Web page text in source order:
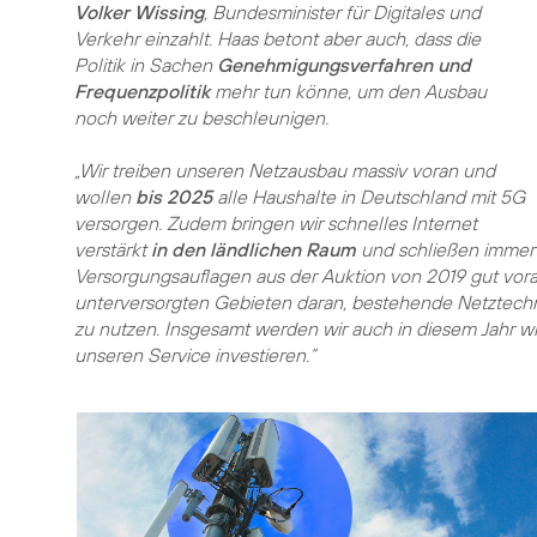
Volker Wissing, Bundesminister für Digitales und
Verkehr einzahlt. Haas betont aber auch, dass die
Politik in Sachen Genehmigungsverfahren und
Frequenzpolitikmehr tun könne, um den Ausbau
noch weiter zu beschleunigen.
„Wir treiben unseren Netzausbau massiv voran und
wollen bis 2025alle Haushalte in Deutschland mit 5G
versorgen. Zudem bringen wir schnelles Internet
verstärktin den ländlichen Raum und schließen
Versorgungsauflagen aus der Auktion von 2019 gut
unterversorgten Gebieten daran, bestehende
zu nutzen. Insgesamt werden wir auch in diesem Jahr
unseren Service investieren.“